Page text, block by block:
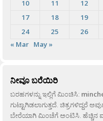
10
11 12
17
18 19
24
25 26
« Mar May »
ನೀವೂ ಬರೆಯಿರಿ
ಬರಹಗಳನ್ನು ಇಲ್ಲಿಗೆ ಮಿಂಚಿಸಿ:
ಗುಟ್ಟಾಗಿಡಲಾಗುತ್ತದೆ. ಚಿತ್ರಗಳಿದ್ದರೆ
ಬೇರೆಯಾಗಿ ಮಿಂಚೆಗೆ ಅಂಟಿಸಿ. ಹೆಚ್ಚಿನ